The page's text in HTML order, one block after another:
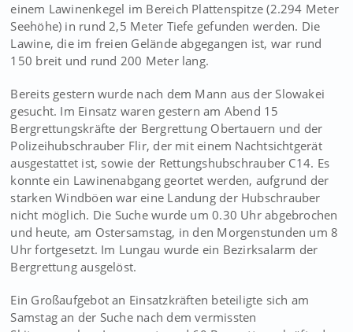
einem Lawinenkegel im Bereich Plattenspitze (2.294 Meter
Seehöhe) in rund 2,5 Meter Tiefe gefunden werden. Die
Lawine, die im freien Gelände abgegangen ist, war rund
150 breit und rund 200 Meter lang.
Bereits gestern wurde nach dem Mann aus der Slowakei
gesucht. Im Einsatz waren gestern am Abend 15
Bergrettungskräfte der Bergrettung Obertauern und der
Polizeihubschrauber Flir, der mit einem Nachtsichtgerät
ausgestattet ist, sowie der Rettungshubschrauber C14. Es
konnte ein Lawinenabgang geortet werden, aufgrund der
starken Windböen war eine Landung der Hubschrauber
nicht möglich. Die Suche wurde um 0.30 Uhr abgebrochen
und heute, am Ostersamstag, in den Morgenstunden um 8
Uhr fortgesetzt. Im Lungau wurde ein Bezirksalarm der
Bergrettung ausgelöst.
Ein Großaufgebot an Einsatzkräften beteiligte sich am
Samstag an der Suche nach dem vermissten